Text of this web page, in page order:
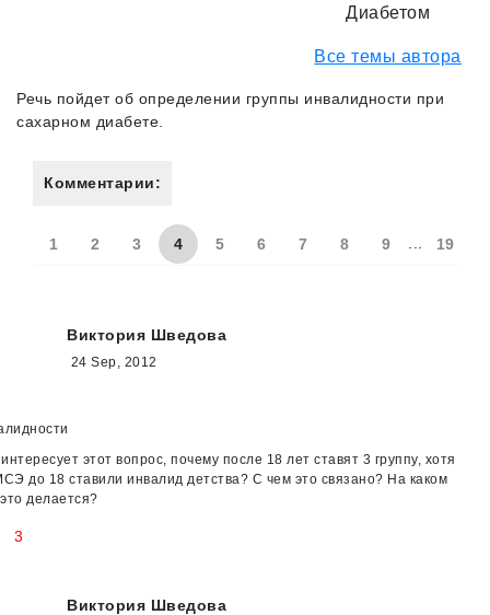
Диабетом
Все темы автора
Речь пойдет об определении группы инвалидности при
сахарном диабете.​
Комментарии:
1 2 3 4 5 6 7 8 9 19
Виктория Шведова
24 Sep, 2012
этот вопрос, почему после 18 лет ставят 3 группу, хотя
до 18 ставили инвалид детства? С чем это связано? На каком
делается?
3
Виктория Шведова